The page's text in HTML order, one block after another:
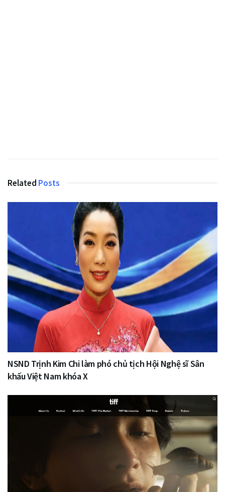
Related Posts
NSND Trịnh Kim Chi làm phó chủ tịch Hội Nghệ sĩ Sân
khấu Việt Nam khóa X